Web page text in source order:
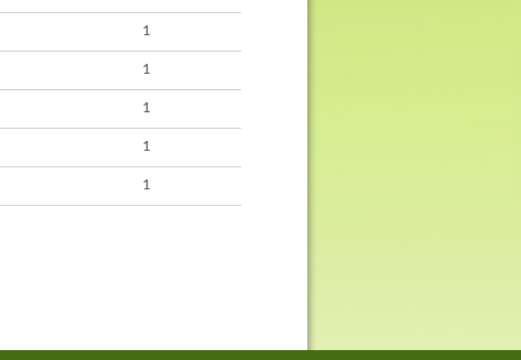
1
1
1
1
1